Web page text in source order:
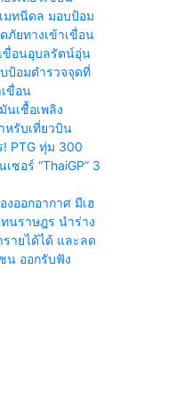
มทนีดล มอบป้อม
ภัยทางเข้าเขื่อน
ขื่อนอุบลรัตน์อุ่น
ป้อมตำรวจจุดที่
ขื่อน
นเชื้อเพลิง
หรับเที่ยวบิน
! PTG ทุ่ม 300
ซอร์ “ThaiGP” 3
งออกอากาศ มีเฮ
นราษฎร นำร่าง
ายได้ได้ และลด
น ออกรับฟัง